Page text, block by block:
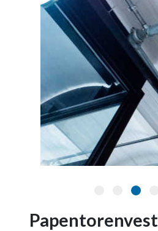
Papentorenvest